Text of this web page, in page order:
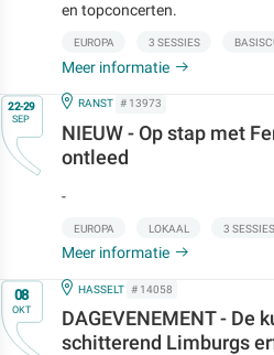
en topconcerten.
EUROPA 3 SESSIES
Meer informatie
Op22-29
SEP
IN
RANST # 13973
NIEUW - Op stap met
ontleed
-
EUROPA LOKAAL 3 SESSIES
Meer informatie
Op08
OKT
IN
HASSELT # 14058
DAGEVENEMENT - De
schitterend Limburgs